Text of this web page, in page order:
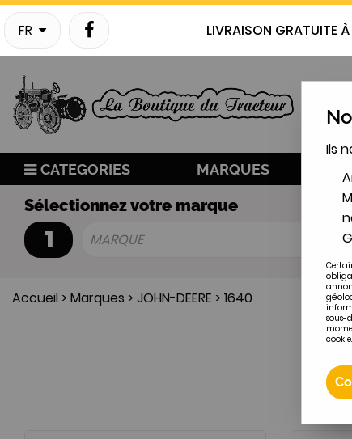
FR LIVRAISON GRATUITE
CATEGORIES MARQUES
Sélectionnez votre marque
1 MARQUE
Accueil > Marques > JOHN-DEERE > 1640
Ils
sous-
cookie.